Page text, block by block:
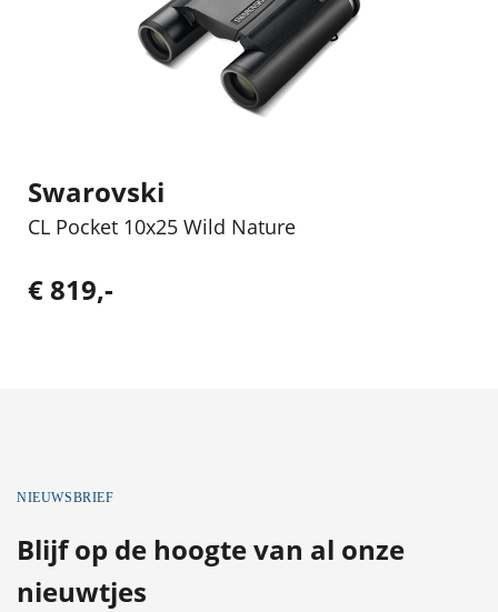
Swarovski
CL Pocket 10x25 Wild Nature
€ 819,-
NIEUWSBRIEF
Blijf op de hoogte van al onze
nieuwtjes